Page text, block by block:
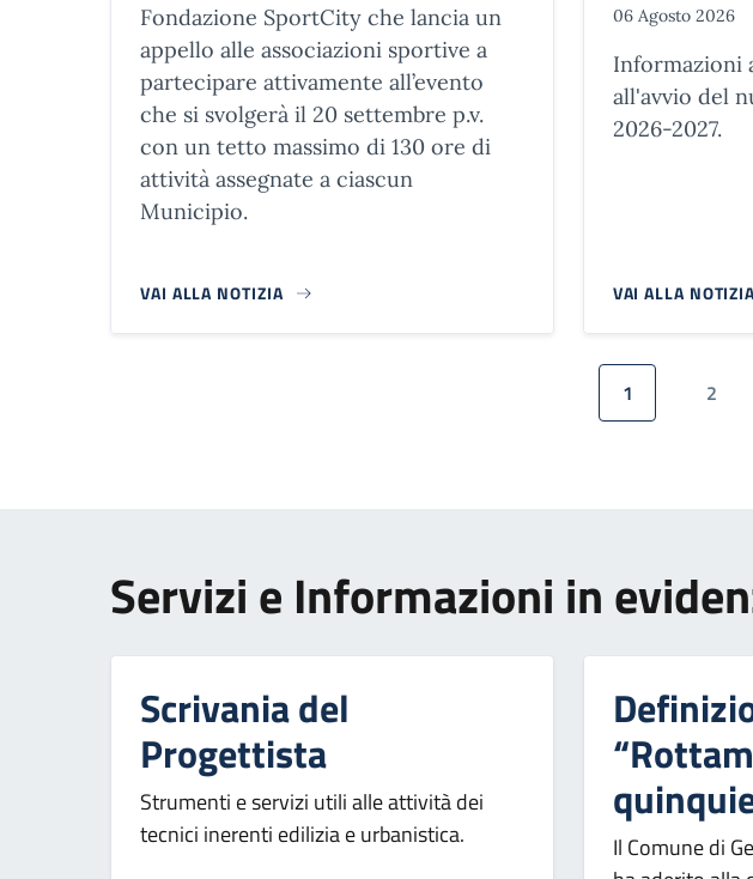
Fondazione SportCity che lancia un
appello alle associazioni sportive a
partecipare attivamente all’evento
che si svolgerà il 20 settembre p.v.
con un tetto massimo di 130 ore di
attività assegnate a ciascun
Municipio.
VAI ALLA NOTIZIA
06 Agosto 2026
Informazioni
all'avvio del
2026-2027.
VAI ALLA NOTIZIA
Pagina attuale
1 Pagina
2
Servizi e Informazioni in
Scrivania del
Progettista
Strumenti e servizi utili alle attività dei
tecnici inerenti edilizia e urbanistica.
Il Comune di